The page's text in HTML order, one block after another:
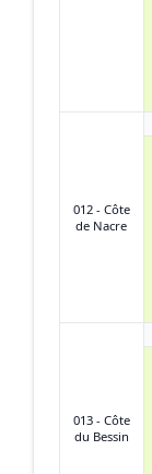
012 - Côte
de Nacre
013 - Côte
du Bessin